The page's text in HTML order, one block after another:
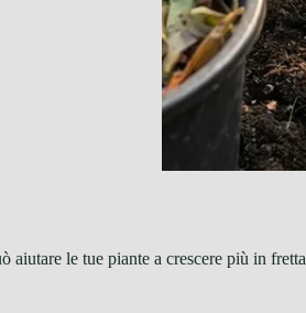
aiutare le tue piante a crescere più in fretta